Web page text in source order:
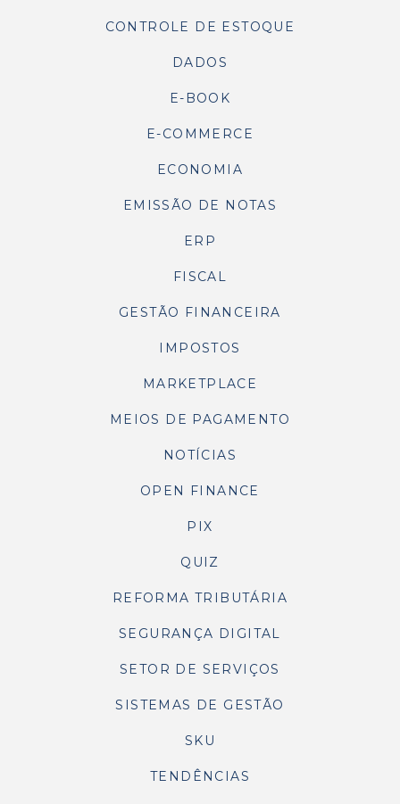
CONTROLE DE ESTOQUE
DADOS
E-BOOK
E-COMMERCE
ECONOMIA
EMISSÃO DE NOTAS
ERP
FISCAL
GESTÃO FINANCEIRA
IMPOSTOS
MARKETPLACE
MEIOS DE PAGAMENTO
NOTÍCIAS
OPEN FINANCE
PIX
QUIZ
REFORMA TRIBUTÁRIA
SEGURANÇA DIGITAL
SETOR DE SERVIÇOS
SISTEMAS DE GESTÃO
SKU
TENDÊNCIAS